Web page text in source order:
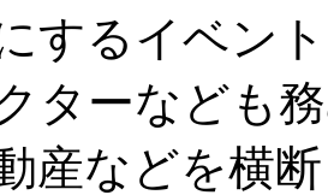
するイベント
ターなども
産などを横